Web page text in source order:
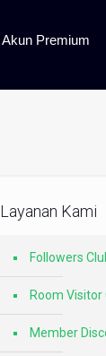
Akun Premium
Layanan Kami
Followers
Room Visitor
Member